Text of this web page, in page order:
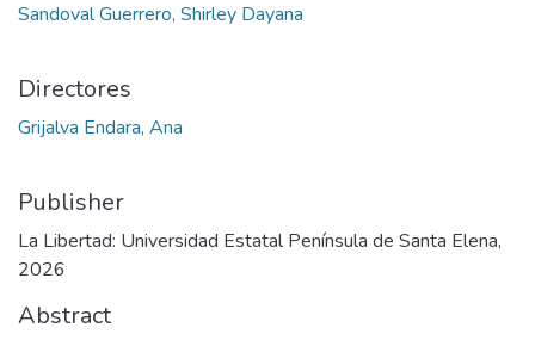
Sandoval Guerrero, Shirley Dayana
Directores
Grijalva Endara, Ana
Publisher
La Libertad: Universidad Estatal Península de Santa Elena,
2026
Abstract